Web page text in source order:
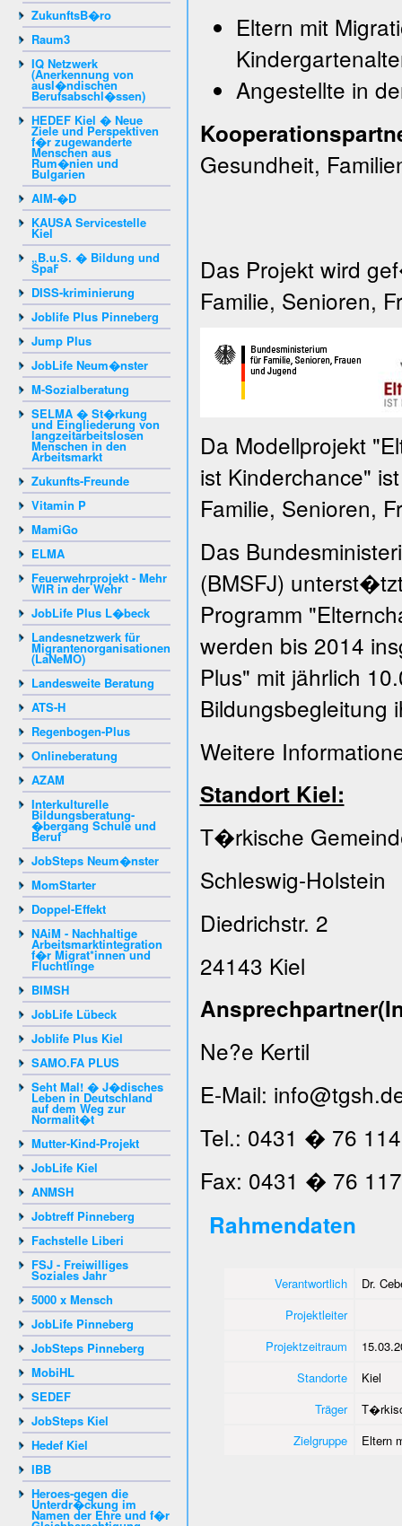
ZukunftsB�ro
Raum3
IQ Netzwerk
(Anerkennung von
ausl�ndischen
Berufsabschl�ssen)
HEDEF Kiel � Neue
Ziele und Perspektiven
f�r zugewanderte
Menschen aus
Rum�nien und
Bulgarien
AIM-�D
KAUSA Servicestelle
Kiel
„B.u.S. � Bildung und
Spaߓ
DISS-kriminierung
Joblife Plus Pinneberg
Jump Plus
JobLife Neum�nster
M-Sozialberatung
SELMA � St�rkung
und Eingliederung von
langzeitarbeitslosen
Menschen in den
Arbeitsmarkt
Zukunfts-Freunde
Vitamin P
MamiGo
ELMA
Feuerwehrprojekt - Mehr
WIR in der Wehr
JobLife Plus L�beck
Landesnetzwerk für
Migrantenorganisationen
(LaNeMO)
Landesweite Beratung
ATS-H
Regenbogen-Plus
Onlineberatung
AZAM
Interkulturelle
Bildungsberatung-
�bergang Schule und
Beruf
JobSteps Neum�nster
MomStarter
Doppel-Effekt
NAiM - Nachhaltige
Arbeitsmarktintegration
f�r Migrat*innen und
Fluchtlinge
BIMSH
JobLife Lübeck
Joblife Plus Kiel
SAMO.FA PLUS
Seht Mal! � J�disches
Leben in Deutschland
auf dem Weg zur
Normalit�t
Mutter-Kind-Projekt
JobLife Kiel
ANMSH
Jobtreff Pinneberg
Fachstelle Liberi
FSJ - Freiwilliges
Soziales Jahr
5000 x Mensch
JobLife Pinneberg
JobSteps Pinneberg
MobiHL
SEDEF
JobSteps Kiel
Hedef Kiel
IBB
Heroes-gegen die
Unterdr�ckung im
Namen der Ehre und f�r
Eltern mit
Angestellte in
Gesundheit,
Das Projekt wird
Familie, Senioren,
Da Modellprojekt
ist Kinderchance"
Familie, Senioren,
Das
(BMSFJ)
Programm
werden bis 2014
Plus" mit jährlich
Weitere
Standort Kiel:
T�rkische
Schleswig-Holstein
Diedrichstr. 2
24143 Kiel
Ne?e Kertil
E-Mail:
Tel.: 0431 � 76
Fax: 0431 � 76 117
Rahmendaten
Verantwortlich
Dr.
Projektleiter
Projektzeitraum
Standorte
Kiel
Träger
Zielgruppe
Eltern